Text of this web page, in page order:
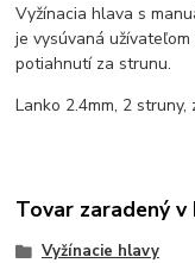
Vyžínacia hlava s
je vysúvaná
potiahnutí za strunu.
Lanko 2.4mm, 2 struny,
Tovar zaradený
Vyžínacie hlavy